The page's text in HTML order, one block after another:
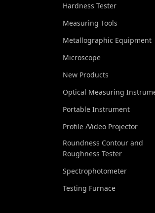
Hardness Tester
Measuring Tools
Metallographic Equipment
Microscope
New Products
Optical Measuring
Portable Instrument
Profile /Video Projector
Roundness Contour and
Roughness Tester
Spectrophotometer
Testing Furnace